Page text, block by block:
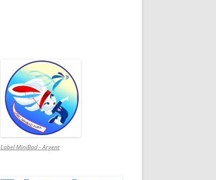
Label MiniBad - Argent